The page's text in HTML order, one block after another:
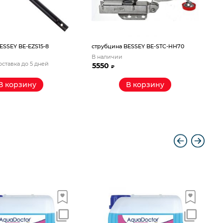
BE-EZS15-8
до 5 дней
корзину
струбцина BESSEY BE-STC-HH70
В наличии
5550₽
В корзину